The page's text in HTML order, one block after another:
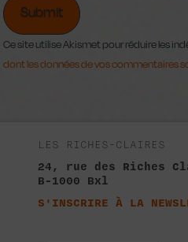
Ce site utilise Akismet pour réduire les
dont les données de vos commentaires
LES RICHES-CLAIRES
24, rue des Riches
B-1000 Bxl
S'INSCRIRE À LA